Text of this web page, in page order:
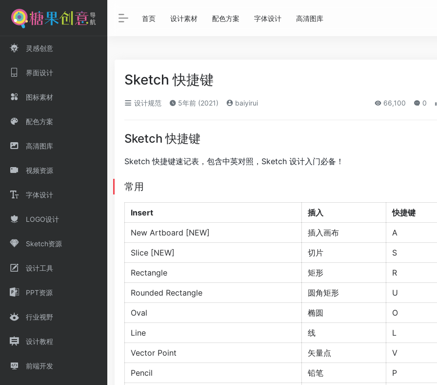
灵感创意
界面设计
图标素材
配色方案
高清图库
视频资源
字体设计
LOGO设计
Sketch资源
设计工具
PPT资源
行业视野
设计教程
前端开发
首页 设计素材 配色方案 字体设计 高清图库
Sketch 快捷键
设计规范 5年前 (2021) baiyirui 66,100 0
Sketch 快捷键
Sketch 快捷键速记表，包含中英对照，Sketch 设计入门必备！
常用
Insert 插入 快捷键
New Artboard [NEW] 插入画布 A
Slice [NEW] 切片 S
Rectangle 矩形 R
Rounded Rectangle 圆角矩形 U
Oval 椭圆 O
Line 线 L
Vector Point 矢量点 V
Pencil 铅笔 P